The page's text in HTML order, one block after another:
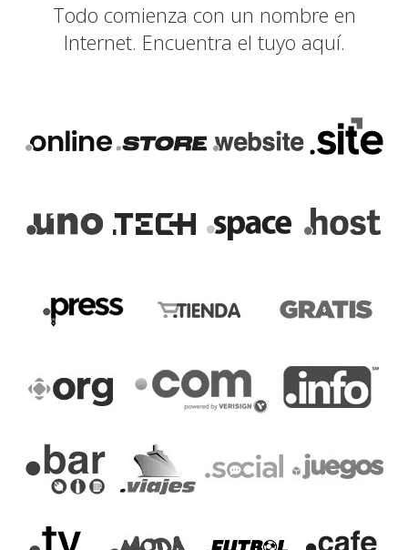
Todo comienza con un nombre en
Internet. Encuentra el tuyo aquí.